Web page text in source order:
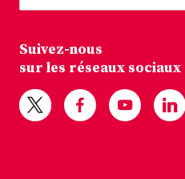
Suivez-nous
sur les réseaux sociaux